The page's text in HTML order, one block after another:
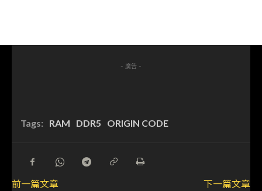
- 廣告 -
Tags: RAM DDR5 ORIGIN CODE
前一篇文章
下一篇文章